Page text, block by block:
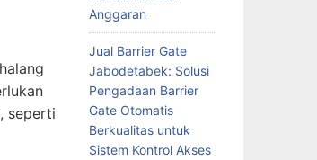
seperti
Anggaran
Jual Barrier Gate
Jabodetabek: Solusi
Pengadaan Barrier
Gate Otomatis
Berkualitas untuk
Sistem Kontrol Akses